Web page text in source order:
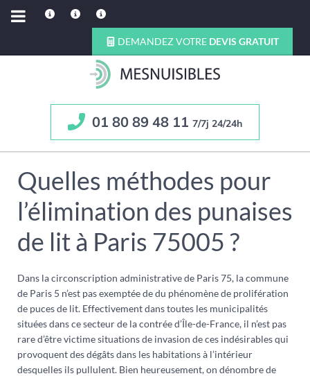
DEMANDEZ VOTRE DEVIS GRATUIT
01 80 89 48 11 7/7j 24/24h
Quelles méthodes pour
l’élimination des punaises
de lit à Paris 75005 ?
Dans la circonscription administrative de Paris 75, la commune
de Paris 5 n’est pas exemptée de du phénomène de prolifération
de puces de lit. Effectivement dans toutes les municipalités
situées dans ce secteur de la contrée d’Île-de-France, il n’est pas
rare d’être victime situations de invasion de ces indésirables qui
provoquent des dégâts dans les habitations à l’intérieur
desquelles ils pullulent. Bien heureusement, on dénombre de